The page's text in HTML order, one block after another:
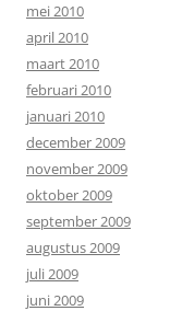
mei 2010
april 2010
maart 2010
februari 2010
januari 2010
december 2009
november 2009
oktober 2009
september 2009
augustus 2009
juli 2009
juni 2009